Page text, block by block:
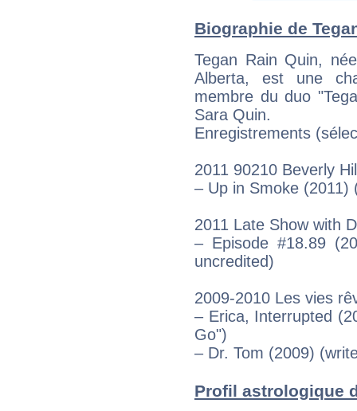
Biographie de
Tegan Rain Quin,
Alberta, est une
membre du duo
Sara Quin.
Enregistrements
2011 90210 Beverly
– Up in Smoke (2011)
2011 Late Show with
– Episode #18.89
uncredited)
2009-2010 Les vies
– Erica, Interrupted
Go")
– Dr. Tom (2009)
Profil astrologique